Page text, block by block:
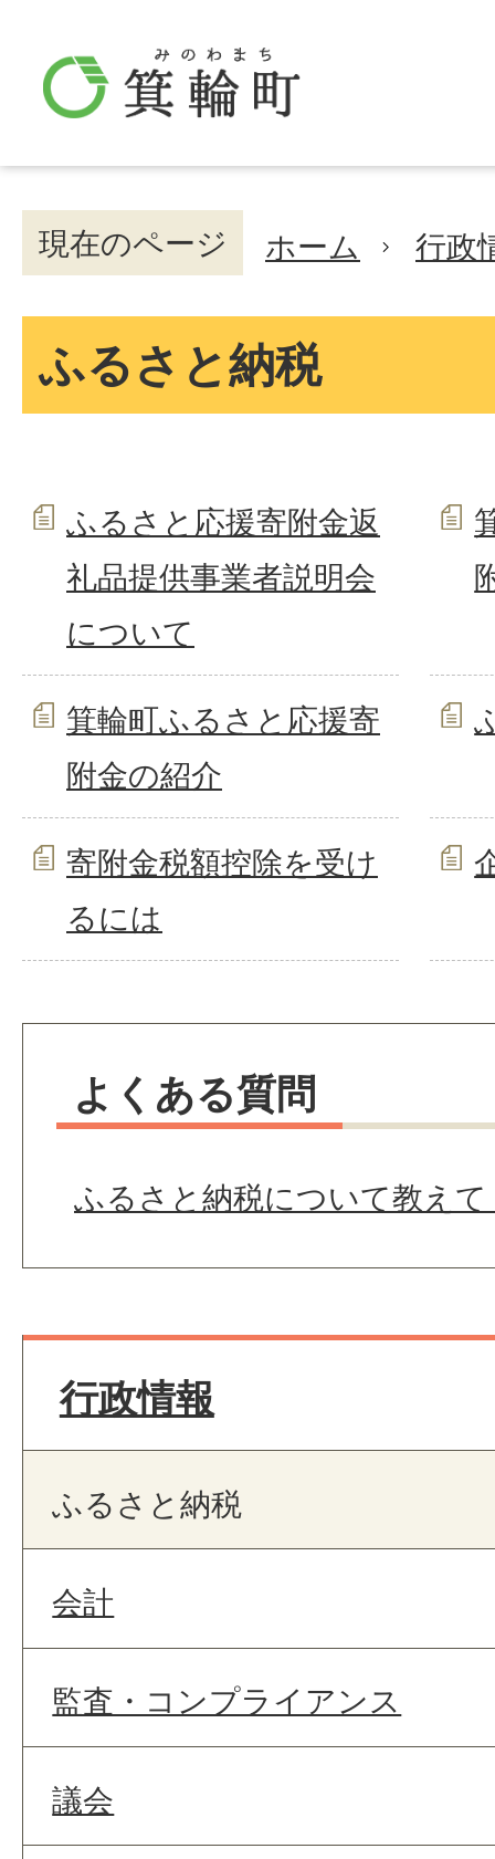
現在のページ ホーム 行政
ふるさと納税
ふるさと応援寄附金返
礼品提供事業者説明会
について
箕輪町ふるさと応援寄
附金の紹介
寄附金税額控除を受け
るには
よくある質問
ふるさと納税について教え
行政情報
ふるさと納税
会計
監査・コンプライアンス
議会